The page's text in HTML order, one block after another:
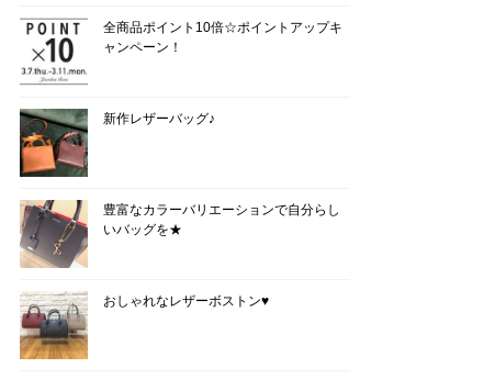
全商品ポイント10倍☆ポイントアップキ
ャンペーン！
新作レザーバッグ♪
豊富なカラーバリエーションで自分らし
いバッグを★
おしゃれなレザーボストン♥